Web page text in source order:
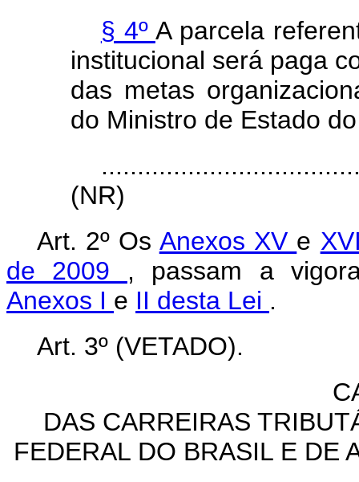
§ 4º A parcela
institucional será paga
das metas
do Ministro de Estado
(NR)
Art. 2º Os Anexos XV e
de 2009 , passam a
Anexos I e II desta Lei .
Art. 3º (VETADO).
DAS CARREIRAS
FEDERAL DO BRASIL E DE